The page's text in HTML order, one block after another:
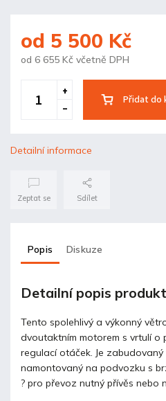
od 5 500 Kč
od 6 655 Kč včetně DPH
Přidat do
Detailní informace
Zeptat se Sdílet
Popis Diskuze
Detailní popis
Tento spolehlivý a výkonný
dvoutaktním motorem s vrtulí o
regulací otáček. Je zabudovaný
namontovaný na podvozku s
? pro převoz nutný přívěs nebo